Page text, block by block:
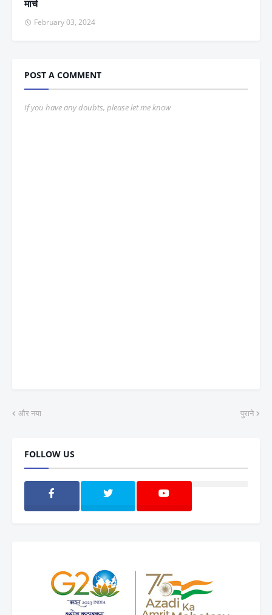
मार्च
February 03, 2024
POST A COMMENT
If you have any doubts, please let me know
और नया पुराने
FOLLOW US